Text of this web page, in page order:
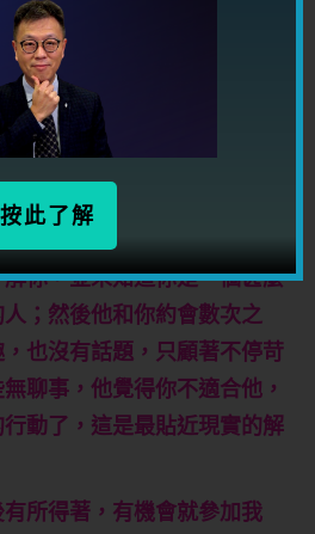
點做先可以亮麗一點？我今
但昨天吃飯時氣氛跟之前差
啲，唔好諗太多……
公開內容。
來，他開始時確是對你有興
你，並未知道你是一個甚麼
；然後他和你約會數次之
也沒有話題，只顧著不停苛
聊事，他覺得你不適合他，
動了，這是最貼近現實的解
所得著，有機會就參加我
按此了解